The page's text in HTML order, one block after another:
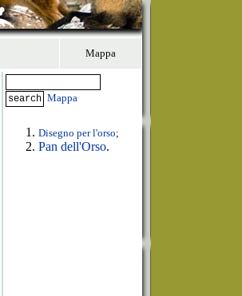
Mappa
Mappa
Disegno per l'orso;
Pan dell'Orso.